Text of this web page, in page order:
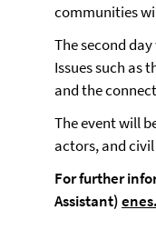
communities
The second
Issues such as
and the
The event will
actors, and
For further
Assistant)